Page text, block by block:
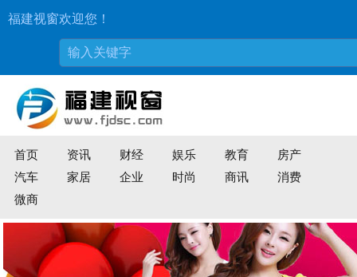
福建视窗欢迎您！
首页 资讯 财经 娱乐 教育
房产
汽车
家居 企业 时尚 商讯
消费
微商